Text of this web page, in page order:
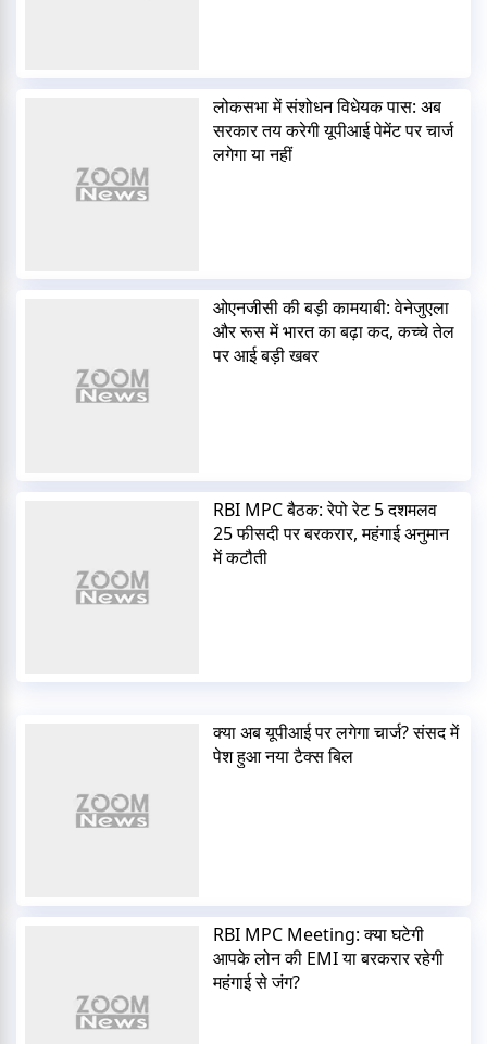
लोकसभा में संशोधन विधेयक पास: अब
सरकार तय करेगी यूपीआई पेमेंट पर चार्ज
लगेगा या नहीं
ओएनजीसी की बड़ी कामयाबी: वेनेजुएला
और रूस में भारत का बढ़ा कद, कच्चे तेल
पर आई बड़ी खबर
RBI MPC बैठक: रेपो रेट 5 दशमलव
25 फीसदी पर बरकरार, महंगाई अनुमान
में कटौती
क्या अब यूपीआई पर लगेगा चार्ज? संसद में
पेश हुआ नया टैक्स बिल
RBI MPC Meeting: क्या घटेगी
आपके लोन की EMI या बरकरार रहेगी
महंगाई से जंग?